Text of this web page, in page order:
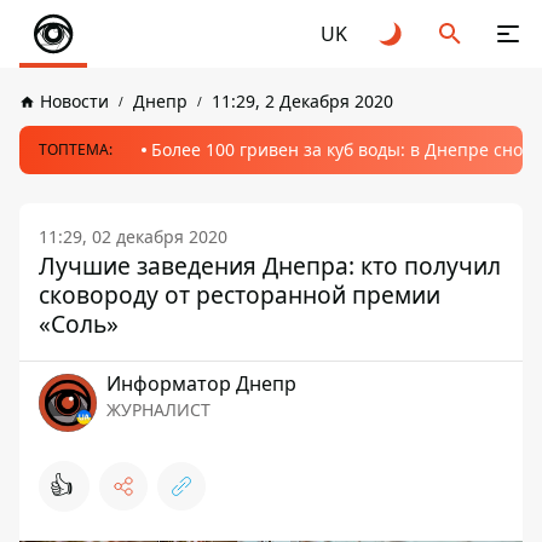
UK
Новости Днепр 11:29, 2 Декабря 2020
ТОПТЕМА: Более 100 гривен за куб воды: в Днепре
11:29, 02 декабря 2020
Лучшие заведения Днепра: кто получил
сковороду от ресторанной премии
«Соль»
Информатор Днепр
ЖУРНАЛИСТ
👍